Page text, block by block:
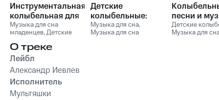
Инструментальная
колыбельная для
малышей со
звуками природы
Музыка для сна
младенцев,Детские
для сна малыша
Колыбельная музыка
для детей и младенцев
Детские
колыбельные:
Нежная
успокаивающая
Музыка для сна,
Музыка для сна
песни и
для сна
младенцев
Детские
Музыка для
О треке
Лейбл
Александр Иевлев
Исполнитель
Мультяшки